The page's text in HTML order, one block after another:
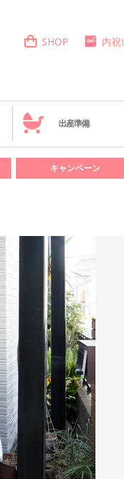
SHOP 内祝
出産準備
キャンペーン